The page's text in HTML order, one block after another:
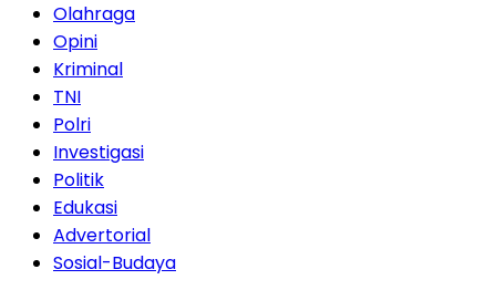
Olahraga
Opini
Kriminal
TNI
Polri
Investigasi
Politik
Edukasi
Advertorial
Sosial-Budaya